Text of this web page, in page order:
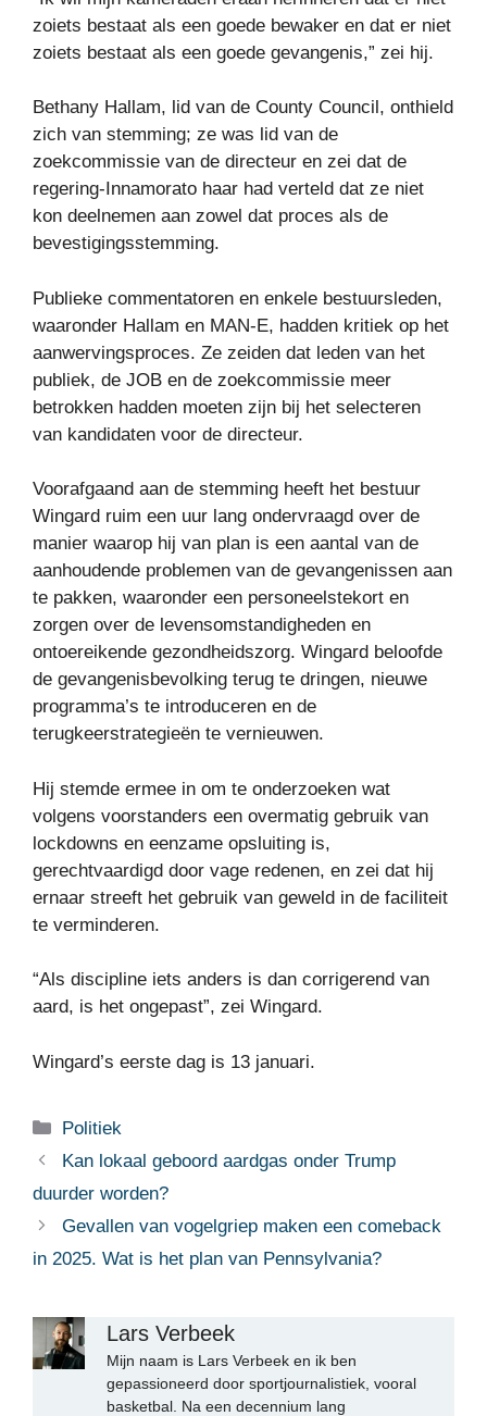
zoiets bestaat als een goede bewaker en dat er niet
zoiets bestaat als een goede gevangenis,” zei hij.
Bethany Hallam, lid van de County Council, onthield
zich van stemming; ze was lid van de
zoekcommissie van de directeur en zei dat de
regering-Innamorato haar had verteld dat ze niet
kon deelnemen aan zowel dat proces als de
bevestigingsstemming.
Publieke commentatoren en enkele bestuursleden,
waaronder Hallam en MAN-E, hadden kritiek op het
aanwervingsproces. Ze zeiden dat leden van het
publiek, de JOB en de zoekcommissie meer
betrokken hadden moeten zijn bij het selecteren
van kandidaten voor de directeur.
Voorafgaand aan de stemming heeft het bestuur
Wingard ruim een ​​uur lang ondervraagd over de
manier waarop hij van plan is een aantal van de
aanhoudende problemen van de gevangenissen aan
te pakken, waaronder een personeelstekort en
zorgen over de levensomstandigheden en
ontoereikende gezondheidszorg. Wingard beloofde
de gevangenisbevolking terug te dringen, nieuwe
programma’s te introduceren en de
terugkeerstrategieën te vernieuwen.
Hij stemde ermee in om te onderzoeken wat
volgens voorstanders een overmatig gebruik van
lockdowns en eenzame opsluiting is,
gerechtvaardigd door vage redenen, en zei dat hij
ernaar streeft het gebruik van geweld in de faciliteit
te verminderen.
“Als discipline iets anders is dan corrigerend van
aard, is het ongepast”, zei Wingard.
Wingard’s eerste dag is 13 januari.
Categorieën
Politiek
Kan lokaal geboord aardgas onder Trump
duurder worden?
Gevallen van vogelgriep maken een comeback
in 2025. Wat is het plan van Pennsylvania?
Lars Verbeek
Mijn naam is Lars Verbeek en ik ben
gepassioneerd door sportjournalistiek, vooral
basketbal. Na een decennium lang